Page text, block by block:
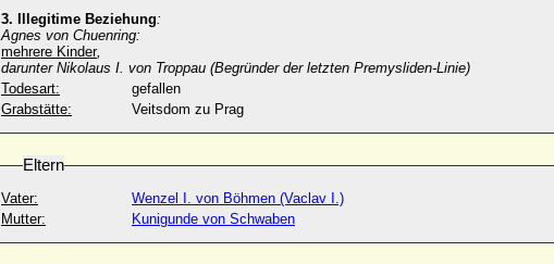
3. Illegitime Beziehung:
Agnes von Chuenring:
mehrere Kinder,
darunter Nikolaus I. von Troppau (Begründer der letzten Premysliden-Linie)
Todesart:
gefallen
Grabstätte:
Veitsdom zu Prag
Eltern
Vater:
Wenzel I. von Böhmen (Vaclav I.)
Mutter:
Kunigunde von Schwaben